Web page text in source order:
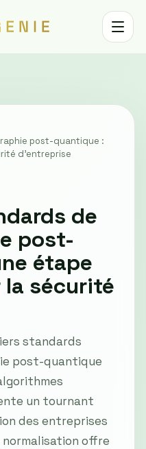
Toggle
post-quantique :
d'entreprise
de
post-
étape
la sécurité
standards
post-quantique
un tournant
des entreprises
offre